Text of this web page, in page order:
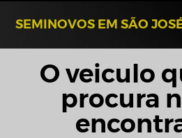
SEMINOVOS EM SÃO
O veiculo
procura